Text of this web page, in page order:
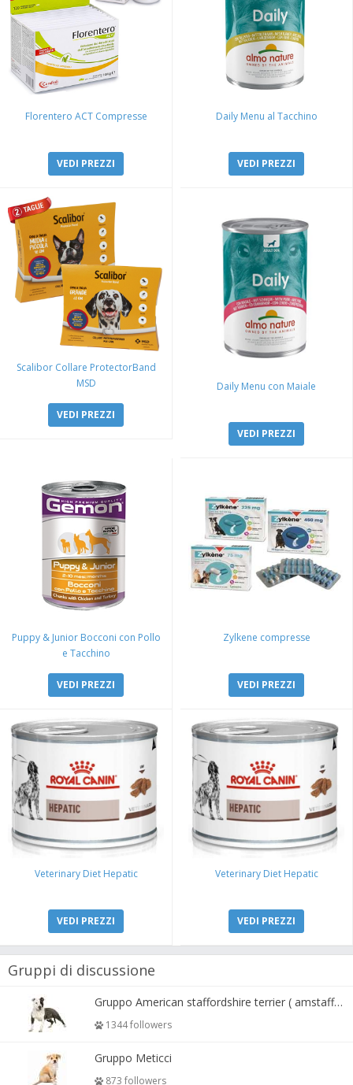
Florentero ACT Compresse
VEDI PREZZI
Daily Menu al Tacchino
VEDI PREZZI
Scalibor Collare ProtectorBand
MSD
VEDI PREZZI
Daily Menu con Maiale
VEDI PREZZI
Puppy & Junior Bocconi con Pollo
e Tacchino
VEDI PREZZI
Zylkene compresse
VEDI PREZZI
Veterinary Diet Hepatic
VEDI PREZZI
Veterinary Diet Hepatic
VEDI PREZZI
Gruppi di discussione
Gruppo American staffordshire terrier ( amstaff, amastaff )
1344 followers
Gruppo Meticci
873 followers